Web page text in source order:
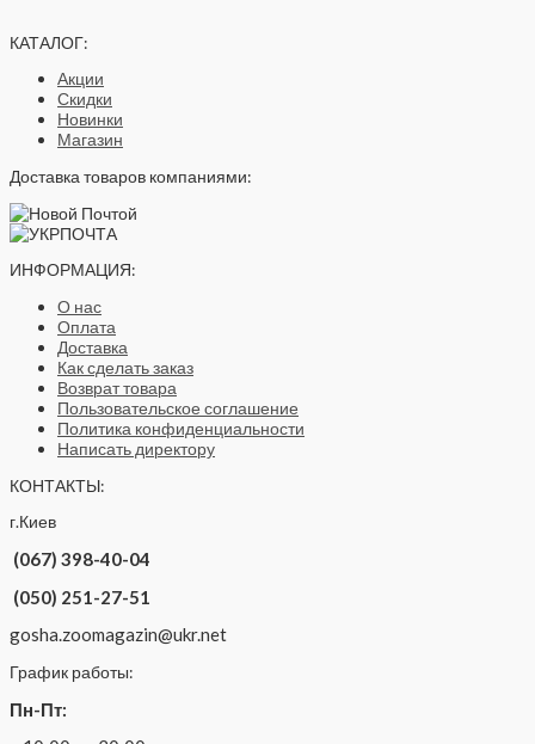
КАТАЛОГ:
Акции
Скидки
Новинки
Магазин
Доставка товаров компаниями:
ИНФОРМАЦИЯ:
О нас
Оплата
Доставка
Как сделать заказ
Возврат товара
Пользовательское соглашение
Политика конфиденциальности
Написать директору
КОНТАКТЫ:
г.Киев
(067) 398-40-04
(050) 251-27-51
gosha.zoomagazin@ukr.net
График работы:
Пн-Пт: